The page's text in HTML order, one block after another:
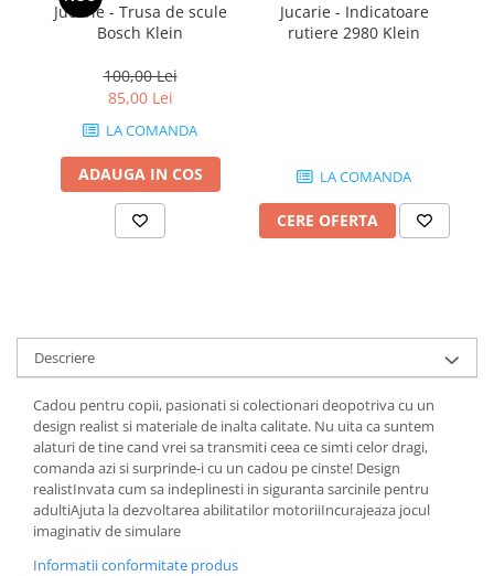
1.7.2. Placute de frana
1.7.3. Simeringuri sistem franare
1.7.4. Piese si accesorii frana
1.7.5. O-ring frana
1.8. Transmisie
1.8.3. Ambreiaje
1.8.4. Transmisie punte spate
1.8.5. Transmisie punte fața 2 WD
(2x4)
1.8.6. Transmisie punte fața 4 WD
(4x4)
Jucarie - Trusa de scule
Bosch Klein
100,00 Lei
85,00 Lei
LA COMANDA
ADAUGA IN COS
Jucarie - Indicatoare
rutiere 2980 Klein
LA COMANDA
CERE OFERTA
Descriere
Cadou pentru copii, pasionati si colectionari deopotriva cu un
design realist si materiale de inalta calitate. Nu uita ca suntem
alaturi de tine cand vrei sa transmiti ceea ce simti celor dragi,
comanda azi si surprinde-i cu un cadou pe cinste! Design
realistInvata cum sa indeplinesti in siguranta sarcinile pentru
adultiAjuta la dezvoltarea abilitatilor motoriiIncurajeaza jocul
imaginativ de simulare
Informatii conformitate produs